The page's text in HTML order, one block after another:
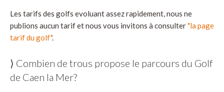
Les tarifs des golfs evoluant assez rapidement, nous ne
publions aucun tarif et nous vous invitons à consulter"la page
tarif du golf".
⟩ Combien de trous propose le parcours du Golf
de Caen la Mer?